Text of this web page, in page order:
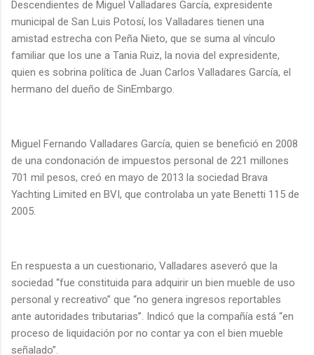
Descendientes de Miguel Valladares García, expresidente
municipal de San Luis Potosí, los Valladares tienen una
amistad estrecha con Peña Nieto, que se suma al vínculo
familiar que los une a Tania Ruiz, la novia del expresidente,
quien es sobrina política de Juan Carlos Valladares García, el
hermano del dueño de SinEmbargo.
Miguel Fernando Valladares García, quien se benefició en 2008
de una condonación de impuestos personal de 221 millones
701 mil pesos, creó en mayo de 2013 la sociedad Brava
Yachting Limited en BVI, que controlaba un yate Benetti 115 de
2005.
En respuesta a un cuestionario, Valladares aseveró que la
sociedad “fue constituida para adquirir un bien mueble de uso
personal y recreativo” que “no genera ingresos reportables
ante autoridades tributarias”. Indicó que la compañía está “en
proceso de liquidación por no contar ya con el bien mueble
señalado”.